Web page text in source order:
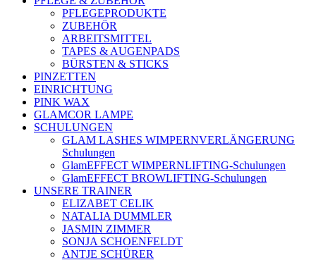
PFLEGEPRODUKTE
ZUBEHÖR
ARBEITSMITTEL
TAPES & AUGENPADS
BÜRSTEN & STICKS
PINZETTEN
EINRICHTUNG
PINK WAX
GLAMCOR LAMPE
SCHULUNGEN
GLAM LASHES WIMPERNVERLÄNGERUNG
Schulungen
GlamEFFECT WIMPERNLIFTING-Schulungen
GlamEFFECT BROWLIFTING-Schulungen
UNSERE TRAINER
ELIZABET CELIK
NATALIA DUMMLER
JASMIN ZIMMER
SONJA SCHOENFELDT
ANTJE SCHÜRER